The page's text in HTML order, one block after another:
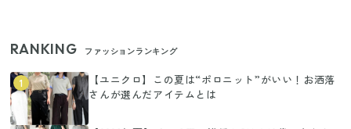
RANKING ファッションランキング
1
【ユニクロ】この夏は“ポロニット”がいい！お洒落
さんが選んだアイテムとは